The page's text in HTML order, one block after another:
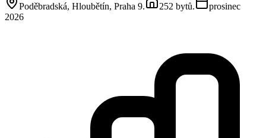
Poděbradská, Hloubětín, Praha 9. 252 bytů.
prosinec
2026